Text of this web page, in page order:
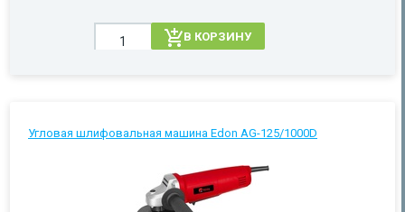
В КОРЗИНУ
Угловая шлифовальная машина Edon AG-125/1000D